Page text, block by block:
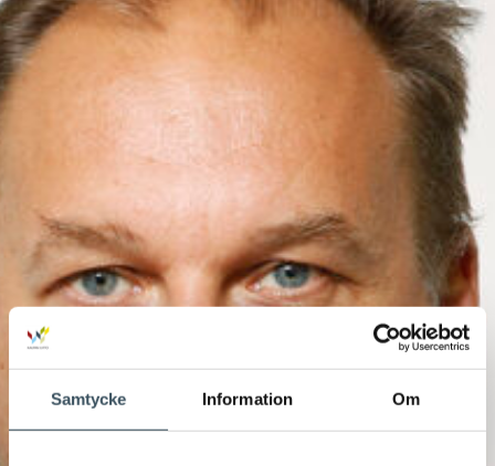
Samtycke Information Om